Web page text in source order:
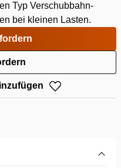
Typ Verschubbahn-
bei kleinen Lasten.